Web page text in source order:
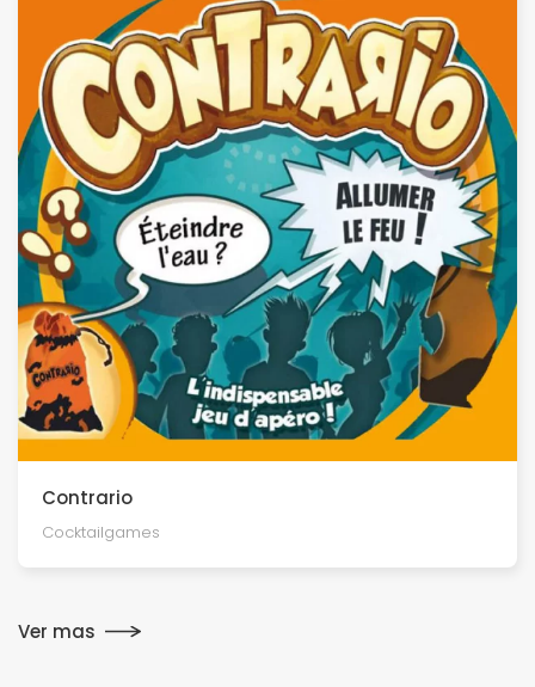
Contrario
Cocktailgames
Ver mas